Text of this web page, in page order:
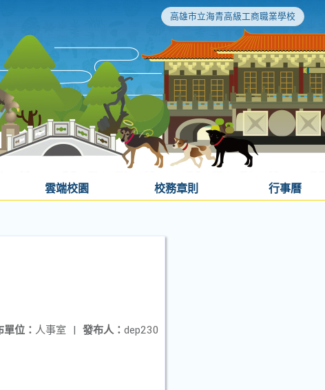
高雄市立海青高級工商職業學校
雲端校園 校務章則 行事曆
發布人： dep230
單位： 人事室 |